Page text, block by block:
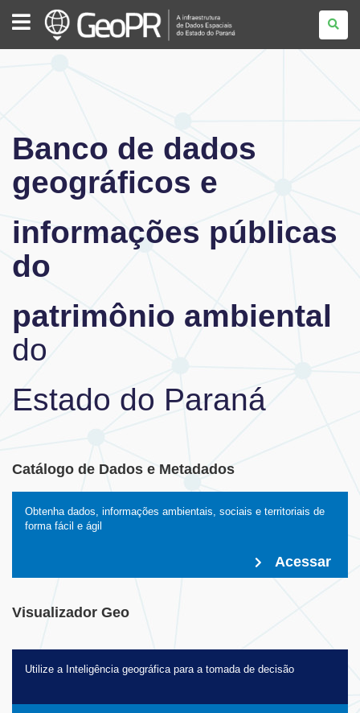
GEOPR
Banco de dados
geográficos e
informações públicas
do
patrimônio ambiental
do
Estado do Paraná
Catálogo de Dados e Metadados
Obtenha dados, informações ambientais, sociais e territoriais de
forma fácil e ágil
Acessar
Visualizador Geo
Utilize a Inteligência geográfica para a tomada de decisão